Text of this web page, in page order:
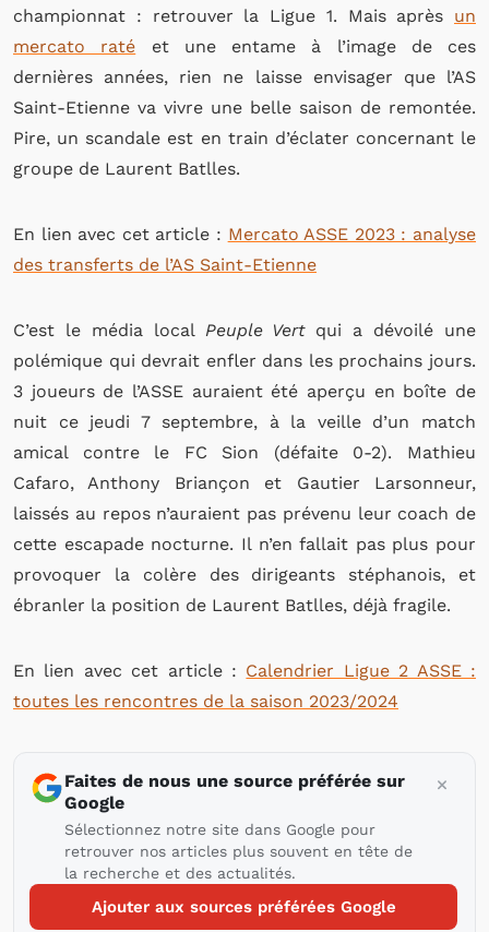
championnat : retrouver la Ligue 1. Mais après un
mercato raté et une entame à l’image de ces
dernières années, rien ne laisse envisager que l’AS
Saint-Etienne va vivre une belle saison de remontée.
Pire, un scandale est en train d’éclater concernant le
groupe de Laurent Batlles.
En lien avec cet article : Mercato ASSE 2023 : analyse
des transferts de l’AS Saint-Etienne
C’est le média local Peuple Vertqui a dévoilé une
polémique qui devrait enfler dans les prochains jours.
3 joueurs de l’ASSE auraient été aperçu en boîte de
nuit ce jeudi 7 septembre, à la veille d’un match
amical contre le FC Sion (défaite 0-2). Mathieu
Cafaro, Anthony Briançon et Gautier Larsonneur,
laissés au repos n’auraient pas prévenu leur coach de
cette escapade nocturne. Il n’en fallait pas plus pour
provoquer la colère des dirigeants stéphanois, et
ébranler la position de Laurent Batlles, déjà fragile.
En lien avec cet article : Calendrier Ligue 2 ASSE :
toutes les rencontres de la saison 2023/2024
Faites de nous une source préférée sur
Google
Sélectionnez notre site dans Google pour
retrouver nos articles plus souvent en tête de
la recherche et des actualités.
Ajouter aux sources préférées Google